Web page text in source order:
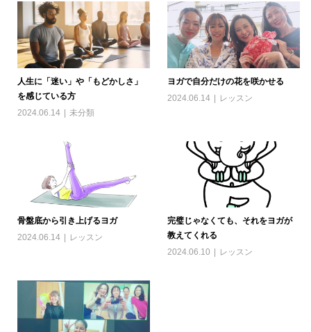
人生に「迷い」や「もどかしさ」
を感じている方
2024.06.14
未分類
ヨガで自分だけの花を咲かせる
2024.06.14
レッスン
骨盤底から引き上げるヨガ
2024.06.14
レッスン
完璧じゃなくても、それをヨガが
教えてくれる
2024.06.10
レッスン